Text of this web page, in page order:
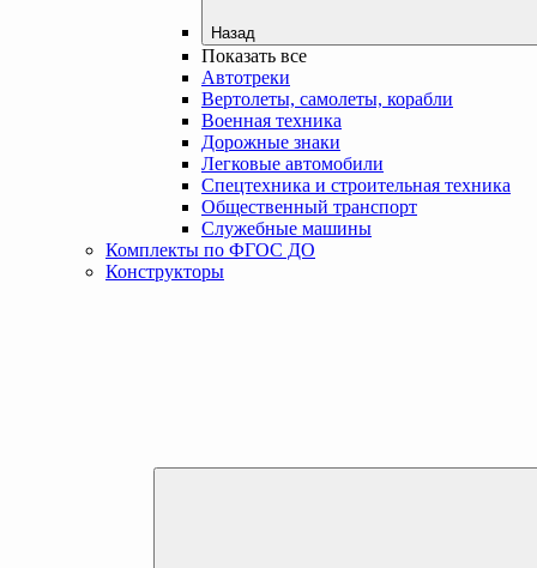
Назад
Показать все
Автотреки
Вертолеты, самолеты, корабли
Военная техника
Дорожные знаки
Легковые автомобили
Спецтехника и строительная техника
Общественный транспорт
Служебные машины
Комплекты по ФГОС ДО
Конструкторы